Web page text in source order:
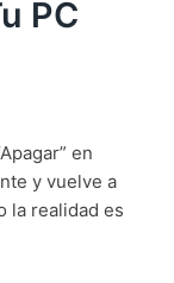
PC
en
y vuelve a
la realidad es